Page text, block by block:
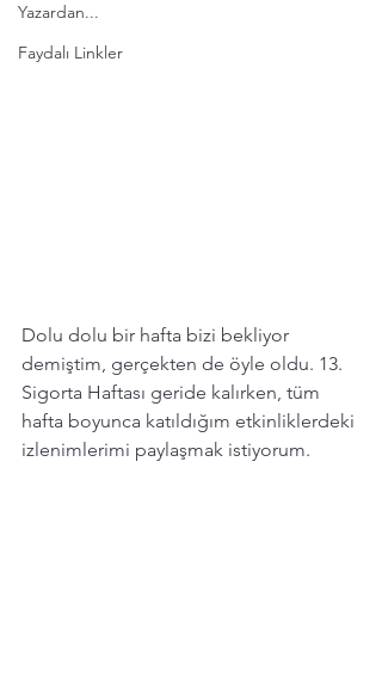
Yazardan...
Faydalı Linkler
Dolu dolu bir hafta bizi bekliyor
demiştim, gerçekten de öyle oldu. 13.
Sigorta Haftası geride kalırken, tüm
hafta boyunca katıldığım etkinliklerdeki
izlenimlerimi paylaşmak istiyorum.